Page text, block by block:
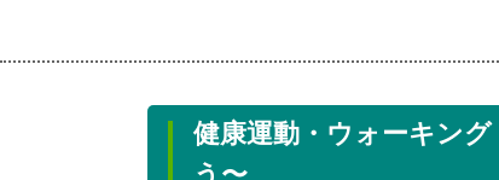
健康運動・ウォーキン